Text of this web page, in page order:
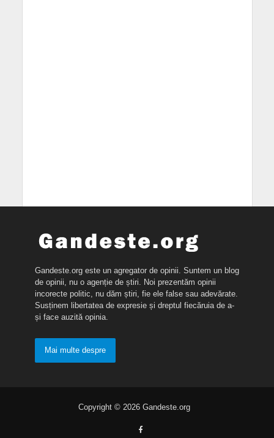
Gandeste.org este un agregator de opinii. Suntem un blog
de opinii, nu o agenție de știri. Noi prezentăm opinii
incorecte politic, nu dăm știri, fie ele false sau adevărate.
Susținem libertatea de expresie și dreptul fiecăruia de a-
și face auzită opinia.
Mai multe despre
Copyright © 2026 Gandeste.org